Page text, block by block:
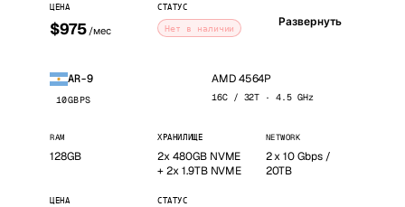
ЦЕНА
$975 /мес
СТАТУС
Нет в наличии Развернуть
AR-9
10GBPS
AMD 4564P
16C / 32T · 4.5 GHz
RAM
128GB
ХРАНИЛИЩЕ
2x 480GB NVME
+ 2x 1.9TB NVME
NETWORK
2 x 10 Gbps /
20TB
ЦЕНА СТАТУС